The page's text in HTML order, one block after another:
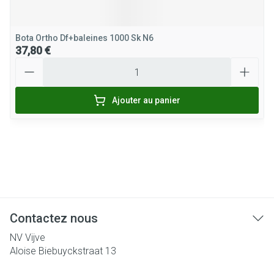
Bota Ortho Df+baleines 1000 Sk N6
37,80 €
Ajouter au panier
Contactez nous
NV Vijve
Aloise Biebuyckstraat 13